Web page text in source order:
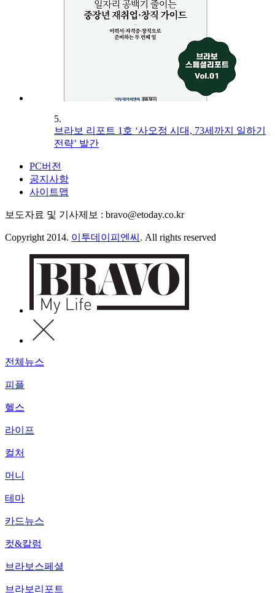
5.
브라보 리포트 1호 ‘사오정 시대, 73세까지 일하기
전략’ 발간
PC버전
공지사항
사이트맵
보도자료 및 기사제보 : bravo@etoday.co.kr
Copyright 2014. 이투데이피엔씨 . All rights reserved
전체뉴스
피플
헬스
라이프
컬처
머니
테마
카드뉴스
컷&칼럼
브라보스페셜
브라보리포트